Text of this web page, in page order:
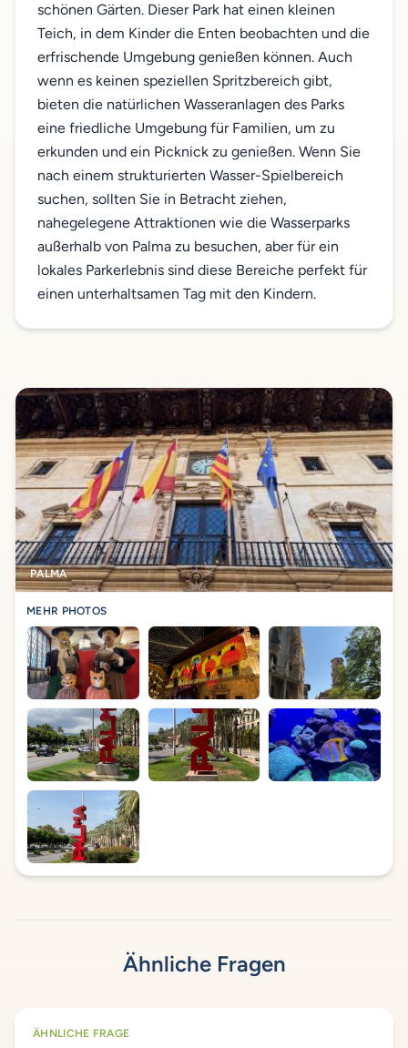
schönen Gärten. Dieser Park hat einen kleinen
Teich, in dem Kinder die Enten beobachten und die
erfrischende Umgebung genießen können. Auch
wenn es keinen speziellen Spritzbereich gibt,
bieten die natürlichen Wasseranlagen des Parks
eine friedliche Umgebung für Familien, um zu
erkunden und ein Picknick zu genießen. Wenn Sie
nach einem strukturierten Wasser-Spielbereich
suchen, sollten Sie in Betracht ziehen,
nahegelegene Attraktionen wie die Wasserparks
außerhalb von Palma zu besuchen, aber für ein
lokales Parkerlebnis sind diese Bereiche perfekt für
einen unterhaltsamen Tag mit den Kindern.
PALMA
MEHR PHOTOS
Ähnliche Fragen
ÄHNLICHE FRAGE